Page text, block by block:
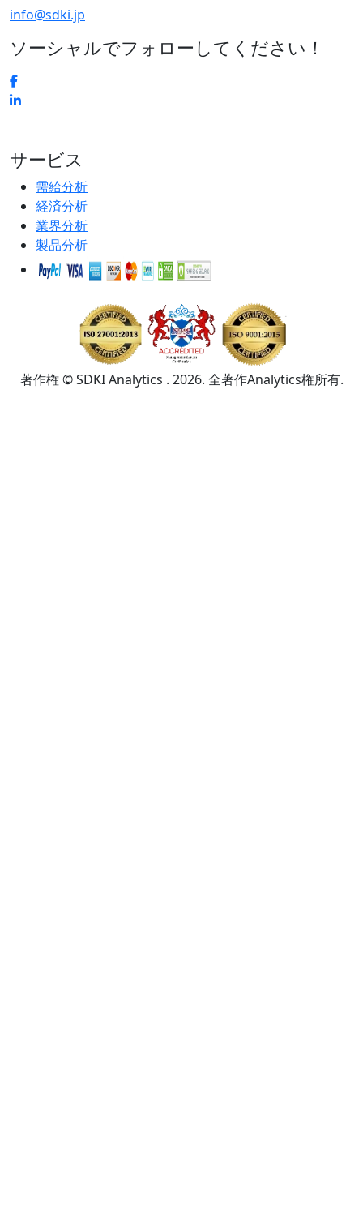
info@sdki.jp
ソーシャルでフォローしてください！
サービス
需給分析
経済分析
業界分析
製品分析
著作権 © SDKI Analytics . 2026. 全著作Analytics権所有.